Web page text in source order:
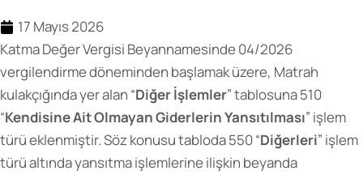
17 Mayıs 2026
Katma Değer Vergisi Beyannamesinde 04/2026
vergilendirme döneminden başlamak üzere, Matrah
kulakçığında yer alan “Diğer İşlemler” tablosuna 510
“Kendisine Ait Olmayan Giderlerin Yansıtılması” işlem
türü eklenmiştir. Söz konusu tabloda 550 “Diğerleri” işlem
türü altında yansıtma işlemlerine ilişkin beyanda